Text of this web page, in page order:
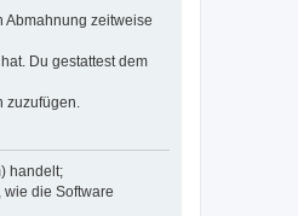
Abmahnung zeitweise
Du gestattest dem
handelt;
die Software